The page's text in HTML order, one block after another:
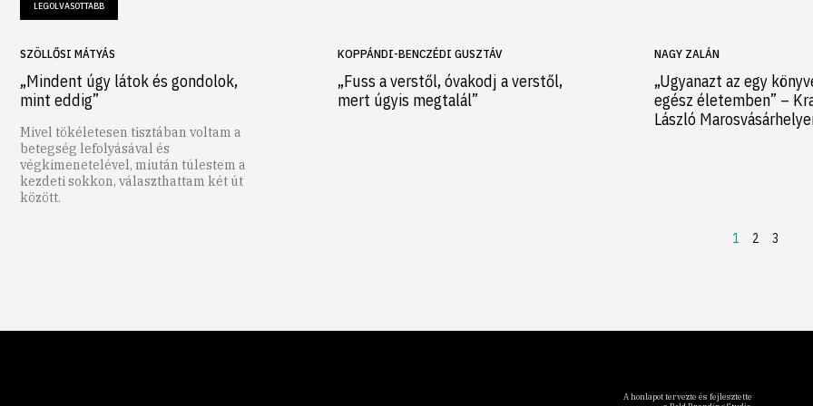
LEGOLVASOTTABB
SZÖLLŐSI MÁTYÁS
„Mindent úgy látok és gondolok,
mint eddig”
Mivel tökéletesen tisztában voltam a
betegség lefolyásával és
végkimenetelével, miután túlestem a
kezdeti sokkon, választhattam két út
között.
KOPPÁNDI-BENCZÉDI GUSZTÁV
„Fuss a verstől, óvakodj a verstől,
mert úgyis megtalál”
NAGY ZALÁN
„Ugyanazt az egy
egész életemben” –
László
1 2 3
A honlapot tervezte és fejlesztette